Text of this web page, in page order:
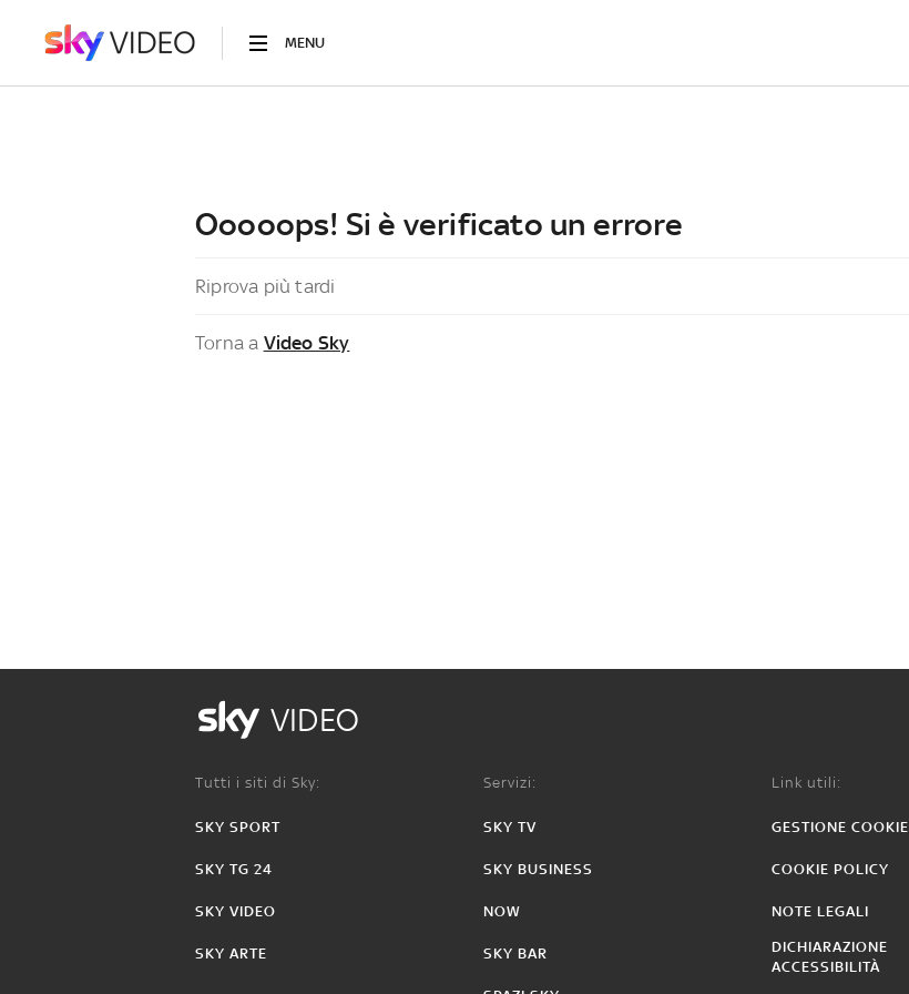
MENU
Ooooops! Si è verificato un errore
Riprova più tardi
Torna a Video Sky
VIDEO
Tutti i siti di Sky:
SKY SPORT
SKY TG 24
SKY VIDEO
SKY ARTE
Servizi:
SKY TV
SKY BUSINESS
NOW
SKY BAR
Link utili:
GESTIONE COOKIE
COOKIE POLICY
NOTE LEGALI
DICHIARAZIONE
ACCESSIBILITÀ